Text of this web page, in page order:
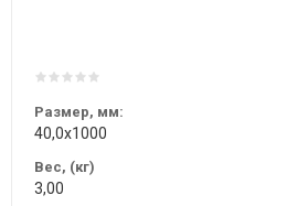
Размер, мм:
40,0х1000
Вес, (кг)
3,00